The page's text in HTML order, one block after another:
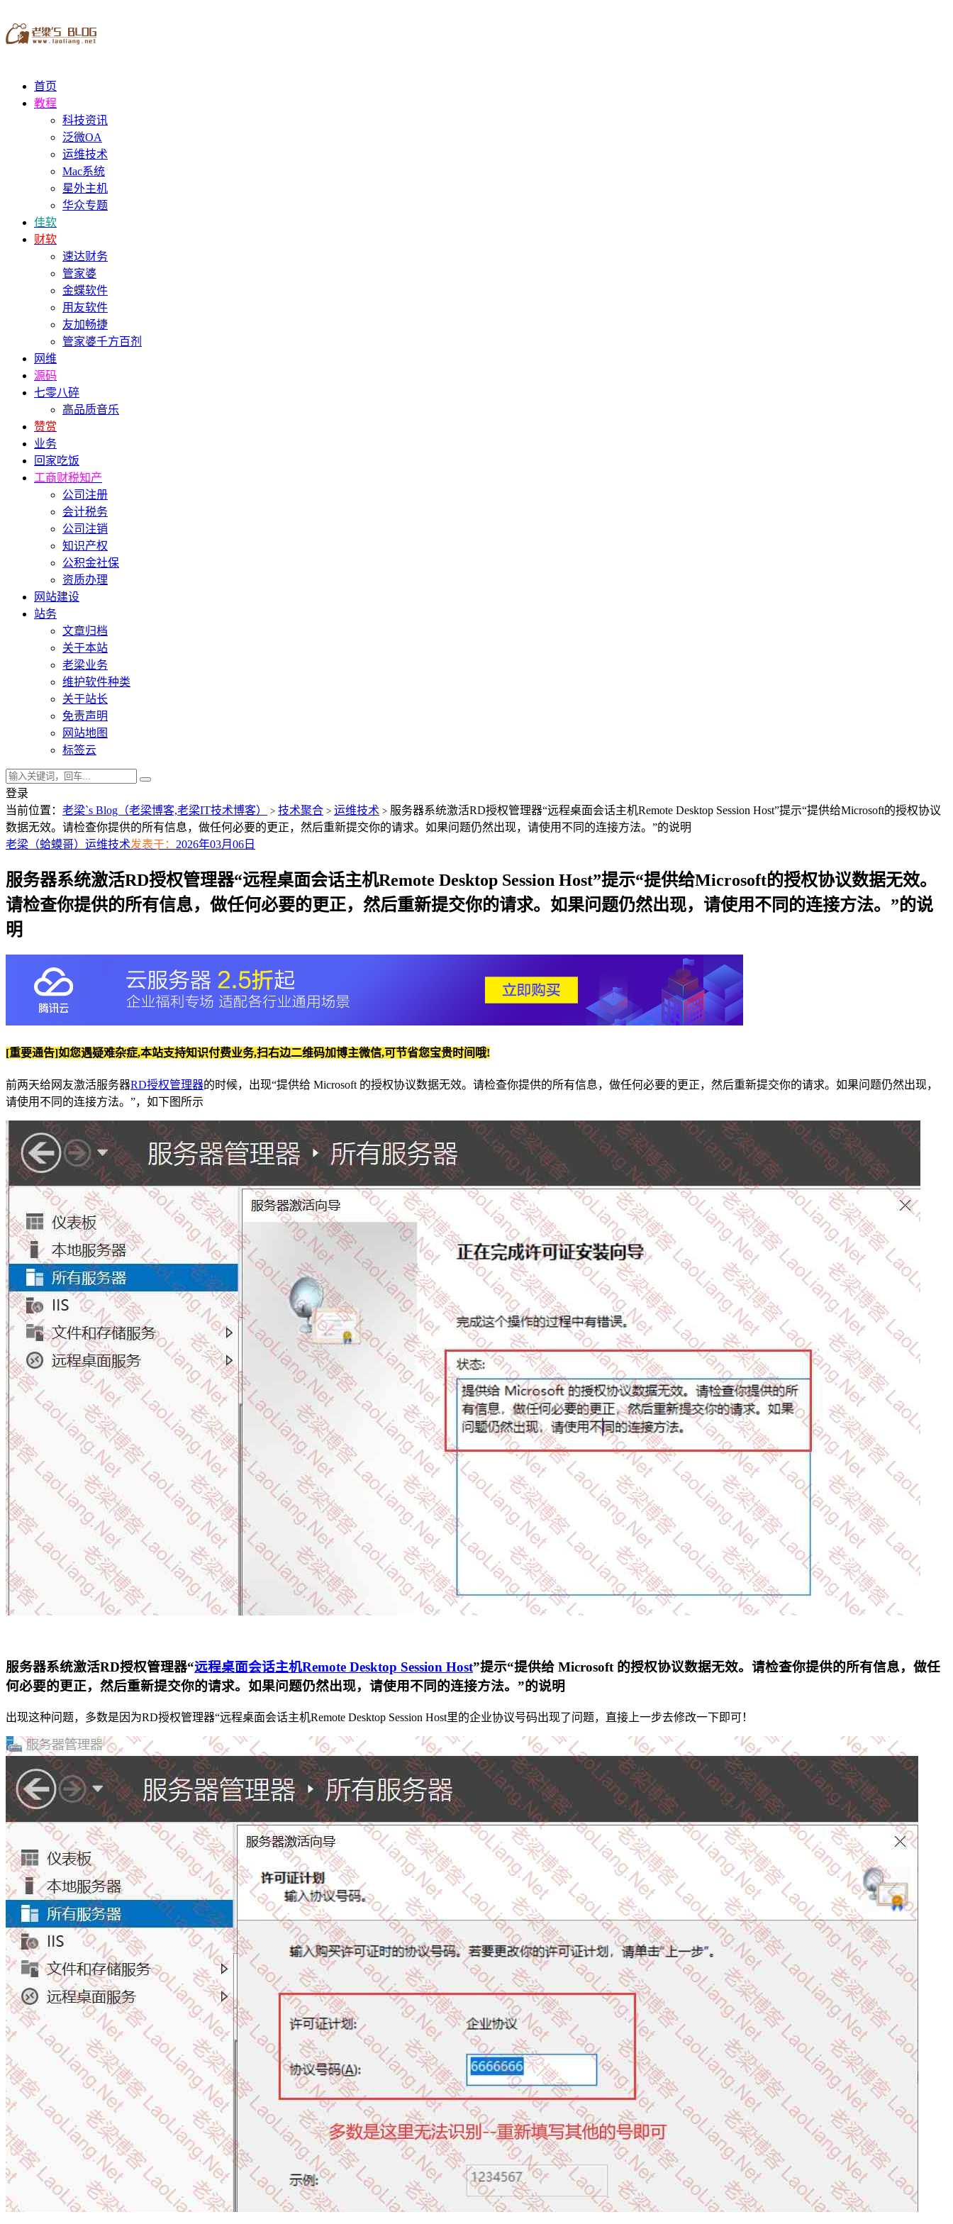
首页
教程
科技资讯
泛微OA
运维技术
Mac系统
星外主机
华众专题
佳软
财软
速达财务
管家婆
金蝶软件
用友软件
友加畅捷
管家婆千方百剂
网维
源码
七零八碎
高品质音乐
赞赏
业务
回家吃饭
工商财税知产
公司注册
会计税务
公司注销
知识产权
公积金社保
资质办理
网站建设
站务
文章归档
关于本站
老梁业务
维护软件种类
关于站长
免责声明
网站地图
标签云
登录
当前位置： 老梁`s Blog（老梁博客,老梁IT技术博客） > 技术聚合 > 运维技术 > 服务器系统激活RD授权管理器“远程桌面会话主机Remote Desktop Session Host”提示“提供给Microsoft的授权协议
数据无效。请检查你提供的所有信息，做任何必要的更正，然后重新提交你的请求。如果问题仍然出现，请使用不同的连接方法。”的说明
老梁（蛤蟆哥） 运维技术发表于： 2026年03月06日
服务器系统激活RD授权管理器“远程桌面会话主机Remote Desktop Session Host”提示“提供给Microsoft的授权协议数据无效。
请检查你提供的所有信息，做任何必要的更正，然后重新提交你的请求。如果问题仍然出现，请使用不同的连接方法。”的说
明
[重要通告]如您遇疑难杂症,本站支持知识付费业务,扫右边二维码加博主微信,可节省您宝贵时间哦!
前两天给网友激活服务器RD授权管理器的时候，出现“提供给 Microsoft 的授权协议数据无效。请检查你提供的所有信息，做任何必要的更正，然后重新提交你的请求。如果问题仍然出现，
请使用不同的连接方法。”，如下图所示
服务器系统激活RD授权管理器“远程桌面会话主机Remote Desktop Session Host”提示“提供给 Microsoft 的授权协议数据无效。请检查你提供的所有信息，做任
何必要的更正，然后重新提交你的请求。如果问题仍然出现，请使用不同的连接方法。”的说明
出现这种问题，多数是因为RD授权管理器“远程桌面会话主机Remote Desktop Session Host里的企业协议号码出现了问题，直接上一步去修改一下即可！